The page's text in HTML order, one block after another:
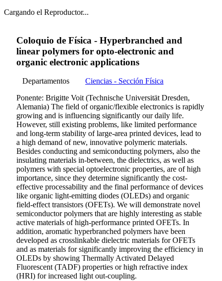
Cargando el Reproductor...
Coloquio de Física - Hyperbranched and
linear polymers for opto-electronic and
organic electronic applications
Departamentos
Ciencias - Sección Física
Ponente: Brigitte Voit (Technische Universität Dresden,
Alemania) The field of organic/flexible electronics is rapidly
growing and is influencing significantly our daily life.
However, still existing problems, like limited performance
and long-term stability of large-area printed devices, lead to
a high demand of new, innovative polymeric materials.
Besides conducting and semiconducting polymers, also the
insulating materials in-between, the dielectrics, as well as
polymers with special optoelectronic properties, are of high
importance, since they determine significantly the cost-
effective processability and the final performance of devices
like organic light-emitting diodes (OLEDs) and organic
field-effect transistors (OFETs). We will demonstrate novel
semiconductor polymers that are highly interesting as stable
active materials of high-performance printed OFETs. In
addition, aromatic hyperbranched polymers have been
developed as crosslinkable dielectric materials for OFETs
and as materials for significantly improving the efficiency in
OLEDs by showing Thermally Activated Delayed
Fluorescent (TADF) properties or high refractive index
(HRI) for increased light out-coupling.